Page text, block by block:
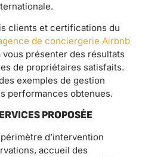
clients et certifications du
de conciergerie Airbnb
présenter des résultats
de propriétaires satisfaits.
exemples de gestion
performances obtenues.
PROPOSÉE
d’intervention
accueil des